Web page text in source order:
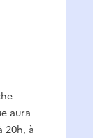
aura
20h, à